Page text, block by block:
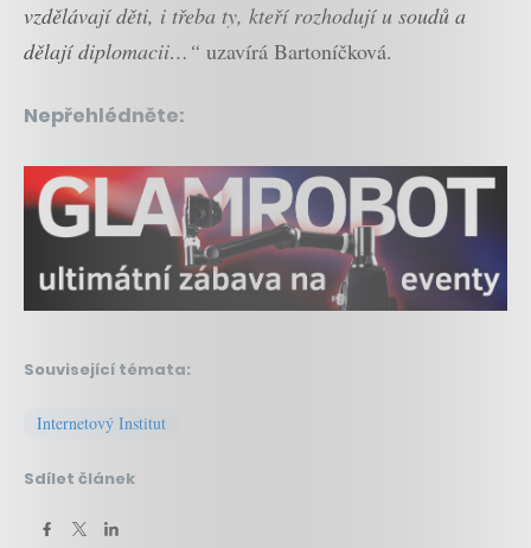
vzdělávají děti, i třeba ty, kteří rozhodují u soudů a
dělají diplomacii…“ uzavírá Bartoníčková.
Nepřehlédněte:
Související témata:
Internetový Institut
Sdílet článek